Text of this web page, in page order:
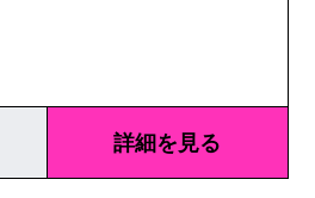
詳細を見る